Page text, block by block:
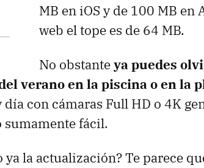
MB en iOS y de 100 MB
web el tope es de 64 MB.
No obstanteya puedes
verano en la piscina o en la
con cámaras Full HD o 4K
sumamente fácil.
ya la actualización? Te parece